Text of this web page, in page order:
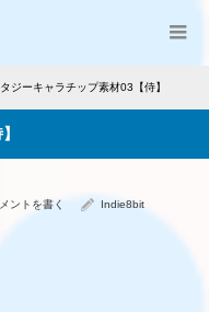
ジーキャラチップ素材03【侍】
ントを書く Indie8bit